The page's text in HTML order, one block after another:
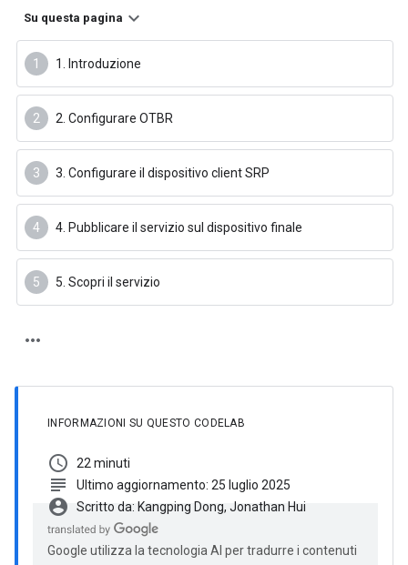
Su questa pagina
1. Introduzione
2. Configurare OTBR
3. Configurare il dispositivo client SRP
4. Pubblicare il servizio sul dispositivo finale
5. Scopri il servizio
INFORMAZIONI SU QUESTO CODELAB
schedule 22 minuti
subject Ultimo aggiornamento: 25 luglio 2025
account_circle Scritto da: Kangping Dong, Jonathan Hui
Google utilizza la tecnologia AI per tradurre i contenuti